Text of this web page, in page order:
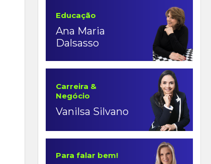
Educação
Ana Maria
Dalsasso
Carreira &
Negócio
Vanilsa Silvano
Para falar bem!